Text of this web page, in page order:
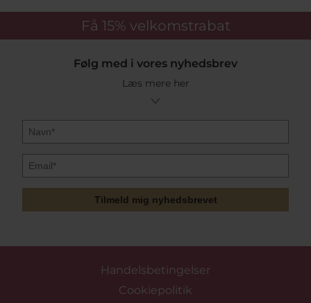
Få 15% velkomstrabat
Følg med i vores nyhedsbrev
Læs mere her
Tilmeld mig nyhedsbrevet
Handelsbetingelser
Cookiepolitik